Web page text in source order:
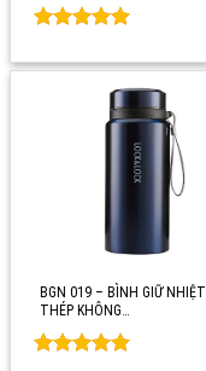
out of 5
BGN 019 – BÌNH GIỮ NHIỆT
THÉP KHÔNG…